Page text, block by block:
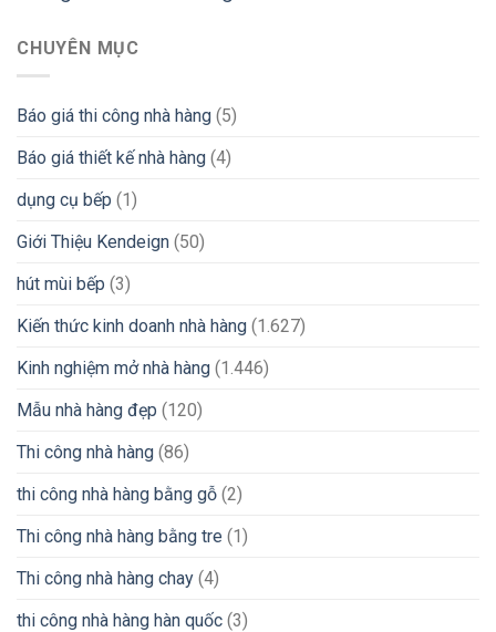
CHUYÊN MỤC
Báo giá thi công nhà hàng (5)
Báo giá thiết kế nhà hàng (4)
dụng cụ bếp (1)
Giới Thiệu Kendeign (50)
hút mùi bếp (3)
Kiến thức kinh doanh nhà hàng (1.627)
Kinh nghiệm mở nhà hàng (1.446)
Mẫu nhà hàng đẹp (120)
Thi công nhà hàng (86)
thi công nhà hàng bằng gỗ (2)
Thi công nhà hàng bằng tre (1)
Thi công nhà hàng chay (4)
thi công nhà hàng hàn quốc (3)